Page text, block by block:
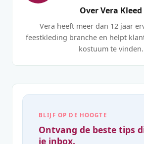
Over Vera Kleed
Vera heeft meer dan 12 jaar
feestkleding branche en helpt
kostuum te vinden.
BLIJF OP DE HOOGTE
Ontvang de beste tips
je inbox.